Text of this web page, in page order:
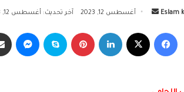
Eslam
أرسل
إلكترونيا
أغسطس 12, 2023 آخر تحديث: أغسطس 12, 2023
فيسبوك لينكدإن بينتيريست سكايب